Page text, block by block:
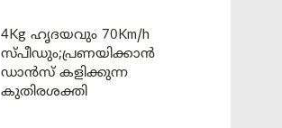
4Kg ഹൃദയവും 70Km/h
സ്പീഡും;പ്രണയിക്കാൻ
ഡാൻസ് കളിക്കുന്ന
കുതിരശക്തി